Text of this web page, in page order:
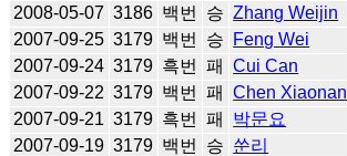
2008-05-07 3186 백번 승 Zhang Weijin
2007-09-25 3179 백번 승 Feng Wei
2007-09-24 3179 흑번 패 Cui Can
2007-09-22 3179 백번 패 Chen Xiaonan
2007-09-21 3179 흑번 패 박문요
2007-09-19 3179 백번 승 쑨리